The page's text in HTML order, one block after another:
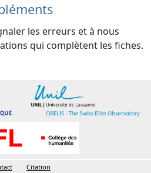
les erreurs et à nous
qui complètent les fiches.
Citation